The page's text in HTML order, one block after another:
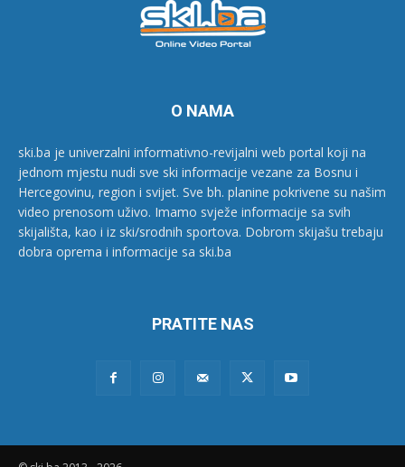
O NAMA
ski.ba je univerzalni informativno-revijalni web portal koji na
jednom mjestu nudi sve ski informacije vezane za Bosnu i
Hercegovinu, region i svijet. Sve bh. planine pokrivene su našim
video prenosom uživo. Imamo svježe informacije sa svih
skijališta, kao i iz ski/srodnih sportova. Dobrom skijašu trebaju
dobra oprema i informacije sa ski.ba
PRATITE NAS